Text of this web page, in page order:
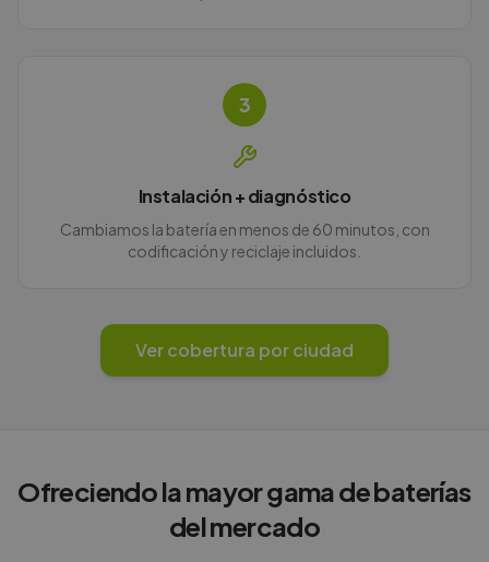
3
Instalación + diagnóstico
Cambiamos la batería en menos de 60 minutos, con
codificación y reciclaje incluidos.
Ver cobertura por ciudad
Ofreciendo la mayor gama de baterías
del mercado